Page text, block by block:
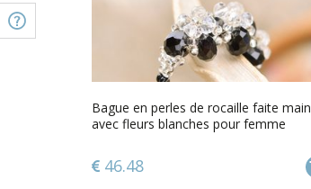
Bague en perles de rocaille faite main
avec fleurs blanches pour femme
46.48